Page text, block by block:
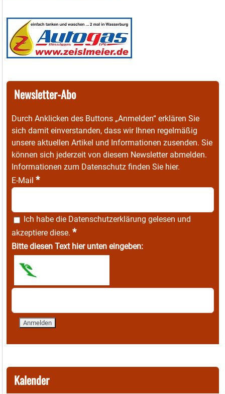
Newsletter-Abo
Durch Anklicken des Buttons „Anmelden“ erklären Sie
sich damit einverstanden, dass wir Ihnen regelmäßig
unsere aktuellen Artikel und Informationen zusenden. Sie
können sich jederzeit von diesem Newsletter abmelden.
Informationen zum Datenschutz finden Sie hier.
E-Mail *
Ich habe die Datenschutzerklärung gelesen und
akzeptiere diese. *
Bitte diesen Text hier unten eingeben:
Kalender